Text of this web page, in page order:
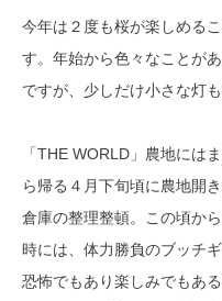
今年は２度も桜が楽しめる
す。年始から色々なことが
ですが、少しだけ小さな灯
「THE WORLD」農地には
ら帰る４月下旬頃に農地開
倉庫の整理整頓。この頃か
時には、体力勝負のブッチ
恐怖でもあり楽しみでもあ